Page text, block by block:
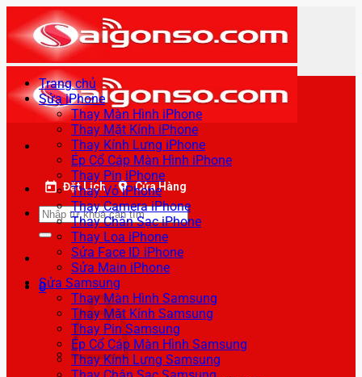
qua
nội
dung
Đặt Lịch Cửa Hàng
Tìm
kiếm:
0
Trang chủ
Sửa iPhone
Thay Màn Hình iPhone
Thay Mặt Kính iPhone
Thay Kính Lưng iPhone
Ép Cổ Cáp Màn Hình iPhone
Thay Pin iPhone
Thay Vỏ iPhone
Thay Camera iPhone
Thay Chân Sạc iPhone
Thay Loa iPhone
Sửa Face ID iPhone
Sửa Main iPhone
Sửa Samsung
Thay Màn Hình Samsung
Thay Mặt Kính Samsung
Thay Pin Samsung
Ép Cổ Cáp Màn Hình Samsung
Thay Kính Lưng Samsung